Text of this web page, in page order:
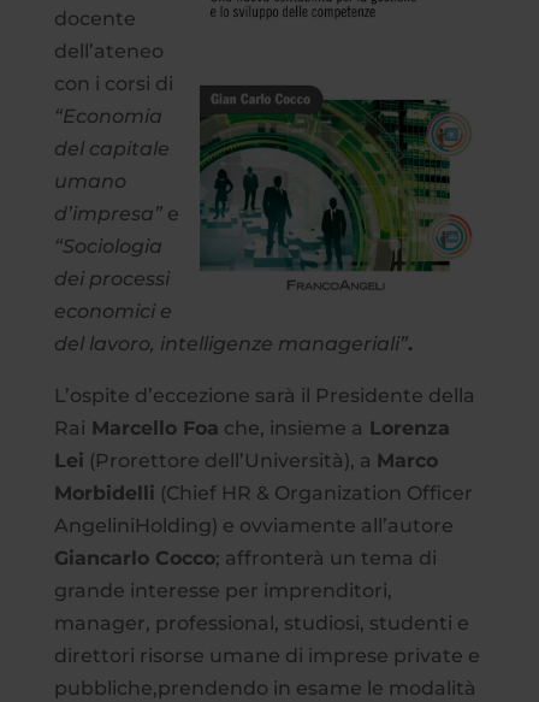
docente
dell’ateneo
con i corsi di
“Economia
del capitale
umano
d’impresa” e
“Sociologia
dei processi
economici e
del lavoro, intelligenze manageriali”.
L’ospite d’eccezione sarà il Presidente della
Rai Marcello Foa che, insieme a Lorenza
Lei (Prorettore dell’Università), a Marco
Morbidelli (Chief HR & Organization Officer
AngeliniHolding) e ovviamente all’autore
Giancarlo Cocco; affronterà un tema di
grande interesse per imprenditori,
manager, professional, studiosi, studenti e
direttori risorse umane di imprese private e
pubbliche,prendendo in esame le modalità